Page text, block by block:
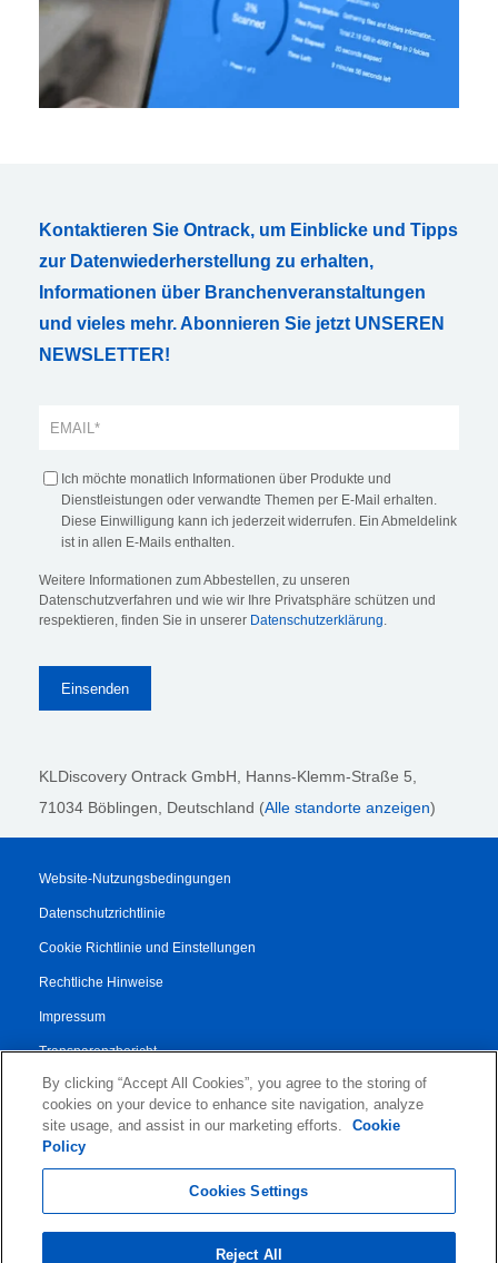
Kontaktieren Sie Ontrack, um Einblicke und Tipps
zur Datenwiederherstellung zu erhalten,
Informationen über Branchenveranstaltungen
und vieles mehr. Abonnieren Sie jetzt UNSEREN
NEWSLETTER!
Ich möchte monatlich Informationen über Produkte und
Dienstleistungen oder verwandte Themen per E-Mail erhalten.
Diese Einwilligung kann ich jederzeit widerrufen. Ein Abmeldelink
ist in allen E-Mails enthalten.
Weitere Informationen zum Abbestellen, zu unseren
Datenschutzverfahren und wie wir Ihre Privatsphäre schützen und
respektieren, finden Sie in unserer Datenschutzerklärung.
KLDiscovery Ontrack GmbH, Hanns-Klemm-Straße 5,
71034 Böblingen, Deutschland (Alle standorte anzeigen)
Website-Nutzungsbedingungen
Datenschutzrichtlinie
Cookie Richtlinie und Einstellungen
Rechtliche Hinweise
Impressum
Transparenzbericht
AGB
Vertrag für Autorisierte Partner
© 2026 KLDiscovery Ontrack - All Rights Reserved.
By clicking “Accept All Cookies”, you agree to the storing of
cookies on your device to enhance site navigation, analyze
site usage, and assist in our marketing efforts.
Cookie
Policy
Cookies Settings
Reject All